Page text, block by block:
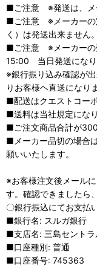
■ご注意 ※発送は、メ
■ご注意 ※メーカーの
く）は発送出来ません。
■ご注意 ※メーカーの
15:00 当日発送になり
※銀行振り込み確認が
りお客様ヘ直送になり
■配送はクエストコー
■送料は当社規定になり
■ご注文商品合計が
■メーカー品切の場合
願いいたします。
※お客様注文後メール
す。確認できましたら
〇銀行振込にてお支払
■銀行名: スルガ銀行
■支店名: 三島セントラ
■口座種別: 普通
■口座番号: 745363